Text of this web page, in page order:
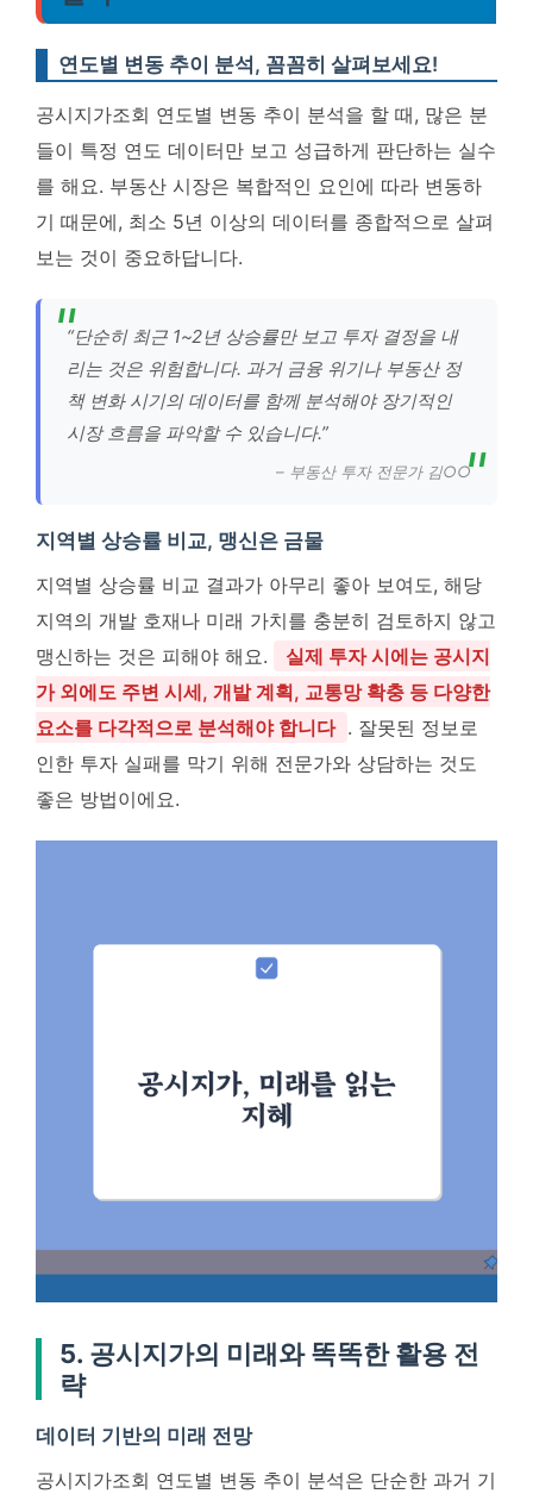
연도별 변동 추이 분석, 꼼꼼히 살펴보세요!
공시지가조회 연도별 변동 추이 분석을 할 때, 많은 분
들이 특정 연도 데이터만 보고 성급하게 판단하는 실수
를 해요. 부동산 시장은 복합적인 요인에 따라 변동하
기 때문에, 최소 5년 이상의 데이터를 종합적으로 살펴
보는 것이 중요하답니다.
“단순히 최근 1~2년 상승률만 보고 투자 결정을 내
리는 것은 위험합니다. 과거 금융 위기나 부동산 정
책 변화 시기의 데이터를 함께 분석해야 장기적인
시장 흐름을 파악할 수 있습니다.”
– 부동산 투자 전문가 김○○
지역별 상승률 비교, 맹신은 금물
지역별 상승률 비교 결과가 아무리 좋아 보여도, 해당
지역의 개발 호재나 미래 가치를 충분히 검토하지 않고
맹신하는 것은 피해야 해요.
실제 투자 시에는 공시지
가 외에도 주변 시세, 개발 계획, 교통망 확충 등 다양한
요소를 다각적으로 분석해야 합니다 . 잘못된 정보로
인한 투자 실패를 막기 위해 전문가와 상담하는 것도
좋은 방법이에요.
5. 공시지가의 미래와 똑똑한 활용 전
략
데이터 기반의 미래 전망
공시지가조회 연도별 변동 추이 분석은 단순한 과거 기